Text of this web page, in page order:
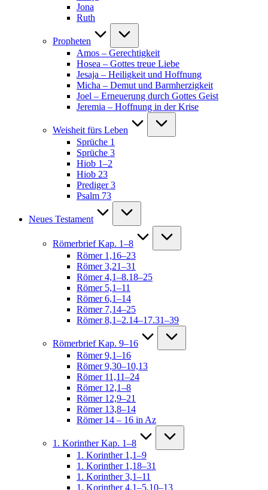
Jona
Ruth
Propheten
Amos – Gerechtigkeit
Hosea – Gottes treue Liebe
Jesaja – Heiligkeit und Hoffnung
Micha – Demut und Barmherzigkeit
Joel – Erneuerung durch Gottes Geist
Jeremia – Hoffnung in der Krise
Weisheit fürs Leben
Sprüche 1
Sprüche 3
Hiob 1–2
Hiob 23
Prediger 3
Psalm 73
Neues Testament
Römerbrief Kap. 1–8
Römer 1,16–23
Römer 3,21–31
Römer 4,1–8.18–25
Römer 5,1–11
Römer 6,1–14
Römer 7,14–25
Römer 8,1–2.14–17.31–39
Römerbrief Kap. 9–16
Römer 9,1–16
Römer 9,30–10,13
Römer 11,11–24
Römer 12,1–8
Römer 12,9–21
Römer 13,8–14
Römer 14 – 16 in Az
1. Korinther Kap. 1–8
1. Korinther 1,1–9
1. Korinther 1,18–31
1. Korinther 3,1–11
1. Korinther 4,1–5.10–13